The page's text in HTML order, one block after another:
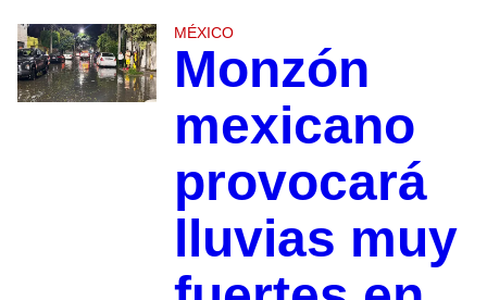
MÉXICO
Monzón
mexicano
provocará
lluvias muy